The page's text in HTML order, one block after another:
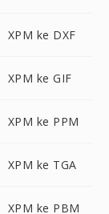
XPM ke DXF
XPM ke GIF
XPM ke PPM
XPM ke TGA
XPM ke PBM